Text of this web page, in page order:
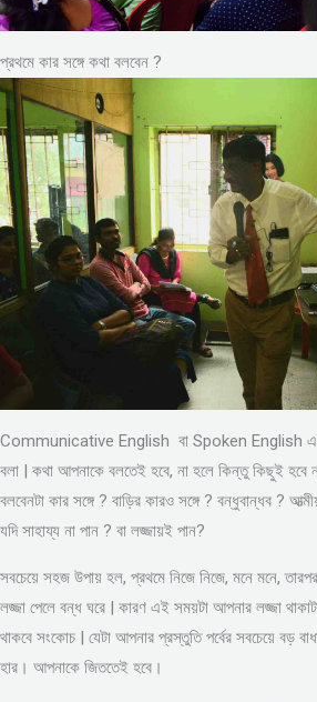
প্রথমে কার সঙ্গে কথা বলবেন ?
Communicative English বা Spoken English এর
বলা | কথা আপনাকে বলতেই হবে, না হলে কিন্তু কিছুই হবে
বলবেনটা কার সঙ্গে ? বাড়ির কারও সঙ্গে ? বন্ধুবান্ধব ?
যদি সাহায্য না পান ? বা লজ্জায়ই পান?
সবচেয়ে সহজ উপায় হল, প্রথমে নিজে নিজে, মনে মনে,
লজ্জা পেলে বন্ধ ঘরে | কারণ এই সময়টা আপনার লজ্জা
থাকবে সংকোচ | যেটা আপনার প্রস্তুতি পর্বের সবচেয়ে বড়
হার। আপনাকে জিততেই হবে।